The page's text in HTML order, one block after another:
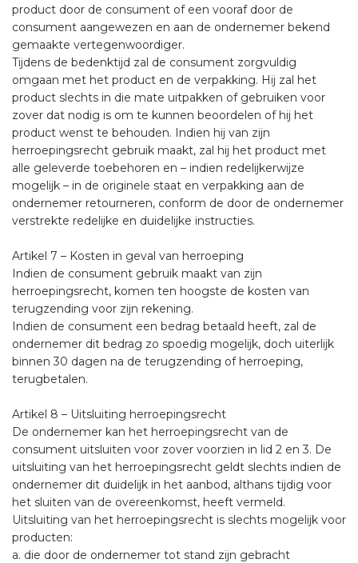
product door de consument of een vooraf door de
consument aangewezen en aan de ondernemer bekend
gemaakte vertegenwoordiger.
Tijdens de bedenktijd zal de consument zorgvuldig
omgaan met het product en de verpakking. Hij zal het
product slechts in die mate uitpakken of gebruiken voor
zover dat nodig is om te kunnen beoordelen of hij het
product wenst te behouden. Indien hij van zijn
herroepingsrecht gebruik maakt, zal hij het product met
alle geleverde toebehoren en – indien redelijkerwijze
mogelijk – in de originele staat en verpakking aan de
ondernemer retourneren, conform de door de ondernemer
verstrekte redelijke en duidelijke instructies.
Artikel 7 – Kosten in geval van herroeping
Indien de consument gebruik maakt van zijn
herroepingsrecht, komen ten hoogste de kosten van
terugzending voor zijn rekening.
Indien de consument een bedrag betaald heeft, zal de
ondernemer dit bedrag zo spoedig mogelijk, doch uiterlijk
binnen 30 dagen na de terugzending of herroeping,
terugbetalen.
Artikel 8 – Uitsluiting herroepingsrecht
De ondernemer kan het herroepingsrecht van de
consument uitsluiten voor zover voorzien in lid 2 en 3. De
uitsluiting van het herroepingsrecht geldt slechts indien de
ondernemer dit duidelijk in het aanbod, althans tijdig voor
het sluiten van de overeenkomst, heeft vermeld.
Uitsluiting van het herroepingsrecht is slechts mogelijk voor
producten:
a. die door de ondernemer tot stand zijn gebracht